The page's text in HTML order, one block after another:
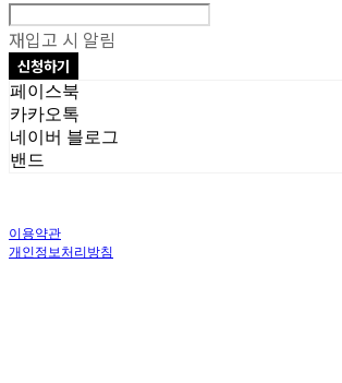
재입고 시 알림
신청하기
페이스북
카카오톡
네이버 블로그
밴드
이용약관
개인정보처리방침